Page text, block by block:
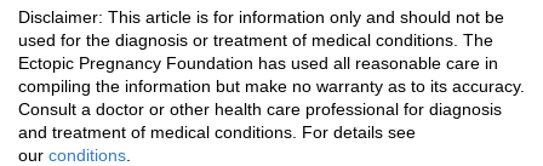
Disclaimer: This article is for information only and should not be
used for the diagnosis or treatment of medical conditions. The
Ectopic Pregnancy Foundation has used all reasonable care in
compiling the information but make no warranty as to its accuracy.
Consult a doctor or other health care professional for diagnosis
and treatment of medical conditions. For details see
our conditions